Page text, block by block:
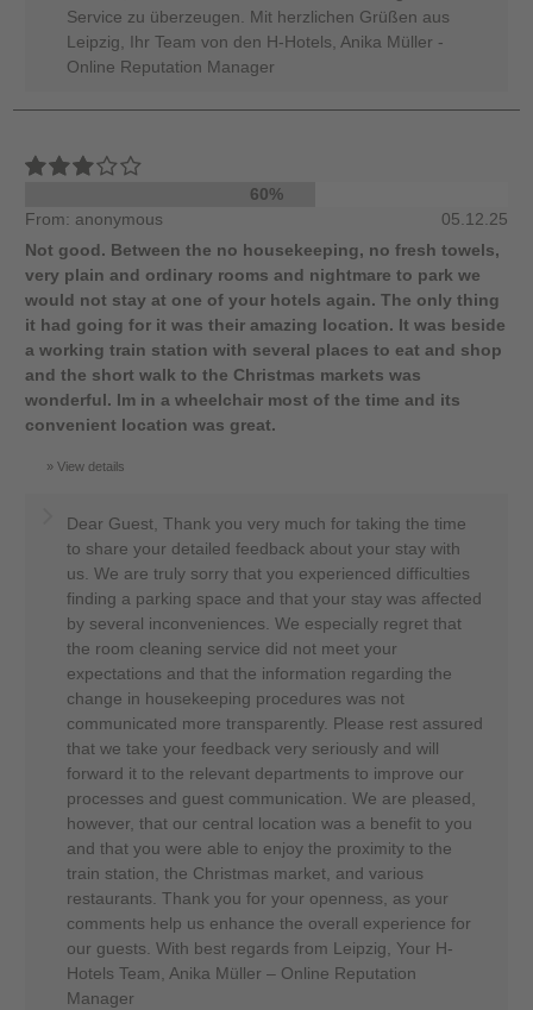
Service zu überzeugen. Mit herzlichen Grüßen aus
Leipzig, Ihr Team von den H-Hotels, Anika Müller -
Online Reputation Manager
60%
From: anonymous
05.12.25
Not good. Between the no housekeeping, no fresh towels,
very plain and ordinary rooms and nightmare to park we
would not stay at one of your hotels again. The only thing
it had going for it was their amazing location. It was beside
a working train station with several places to eat and shop
and the short walk to the Christmas markets was
wonderful. Im in a wheelchair most of the time and its
convenient location was great.
View details
Dear Guest, Thank you very much for taking the time
to share your detailed feedback about your stay with
us. We are truly sorry that you experienced difficulties
finding a parking space and that your stay was affected
by several inconveniences. We especially regret that
the room cleaning service did not meet your
expectations and that the information regarding the
change in housekeeping procedures was not
communicated more transparently. Please rest assured
that we take your feedback very seriously and will
forward it to the relevant departments to improve our
processes and guest communication. We are pleased,
however, that our central location was a benefit to you
and that you were able to enjoy the proximity to the
train station, the Christmas market, and various
restaurants. Thank you for your openness, as your
comments help us enhance the overall experience for
our guests. With best regards from Leipzig, Your H-
Hotels Team, Anika Müller – Online Reputation
Manager